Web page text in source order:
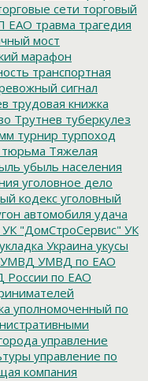
сети торговый
ЕАО травма трагедия
мост
марафон
транспортная
сигнал
трудовая книжка
Трутнев туберкулез
турнир турпоход
тюрьма Тяжелая
убыль населения
уголовное дело
кодекс уголовный
автомобиля удача
УК "ДомСтроСервис" УК
укладка Украина укусы
УМВД УМВД по ЕАО
по ЕАО
уполномоченный по
управление
управление по
компания